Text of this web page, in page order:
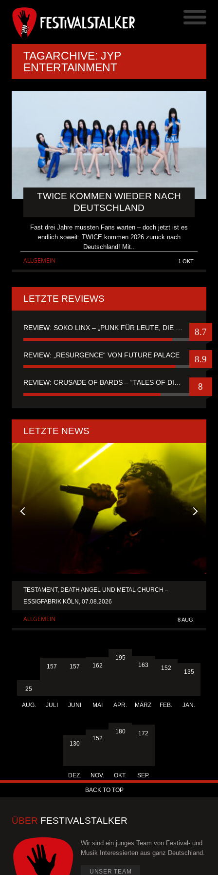
TAGARCHIVE: JYP
ENTERTAINMENT
TWICE KOMMEN WIEDER NACH
DEUTSCHLAND
Fast drei Jahre mussten Fans warten – doch jetzt ist es
endlich soweit: TWICE kommen 2026 zurück nach
Deutschland! Mit..
ALLGEMEIN 1 OKT.
LETZTE REVIEWS
8.7
REVIEW: „RESURGENCE“ VON FUTURE PALACE 8.9
REVIEW: CRUSADE OF BARDS – “TALES OF DISTANT WORLDS“ 8
LETZTE NEWS
TESTAMENT, DEATH ANGEL UND METAL CHURCH –
ESSIGFABRIK KÖLN, 07.08.2026
ALLGEMEIN 8 AUG.
25
AUG.
157
JULI
157
JUNI
162
MAI
195
APR.
163
MÄRZ
152
FEB.
135
JAN.
130
DEZ.
152
NOV.
180
OKT.
172
SEP.
BACK TO TOP
ÜBER FESTIVALSTALKER
Wir sind ein junges Team von Festival- und
Musik Interessierten aus ganz Deutschland.
UNSER TEAM